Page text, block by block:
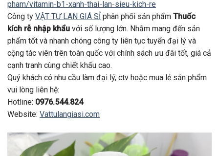
pham/vitamin-b1-xanh-thai-lan-sieu-kich-re
Công ty VẬT TƯ LAN GIÁ SỈ phân phối sản phẩm Thuốc
kích rễ nhập khẩu với số lượng lớn. Nhằm mang đến sản
phẩm tốt và nhanh chóng công ty liên tục tuyển đại lý và
cộng tác viên trên toàn quốc với chính sách ưu đãi tốt, giá cả
cạnh tranh cùng chiết khấu cao.
Quý khách có nhu cầu làm đại lý, ctv hoặc mua lẻ sản phẩm
vui lòng liên hệ:
Hotline: 0976.544.824
Website: Vattulangiasi.com